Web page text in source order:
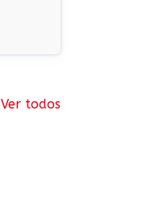
Ver todos